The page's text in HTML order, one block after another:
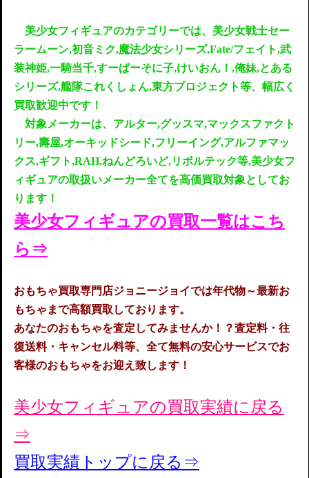
美少女フィギュアのカテゴリーでは、美少女戦士セー
ラームーン,初音ミク,魔法少女シリーズ,Fate/フェイト,武
装神姫,一騎当千,すーぱーそに子,けいおん！,俺妹,とある
シリーズ,艦隊これくしょん,東方プロジェクト等、幅広く
買取歓迎中です！
対象メーカーは、アルター,グッスマ,マックスファクト
リー,壽屋,オーキッドシード,フリーイング,アルファマッ
クス,ギフト,RAH,ねんどろいど,リボルテック等,美少女フ
ィギュアの取扱いメーカー全てを高価買取対象としてお
ります！
美少女フィギュアの買取一覧はこち
ら⇒
おもちゃ買取専門店ジョニージョイでは年代物～最新お
もちゃまで高額買取しております。
あなたのおもちゃを査定してみませんか！？査定料・往
復送料・キャンセル料等、全て無料の安心サービスでお
客様のおもちゃをお迎え致します！
美少女フィギュアの買取実績に戻る
⇒
買取実績トップに戻る⇒